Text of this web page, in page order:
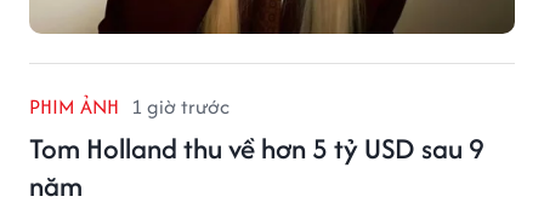
PHIM ẢNH 1 giờ trước
Tom Holland thu về hơn 5 tỷ USD sau 9
năm